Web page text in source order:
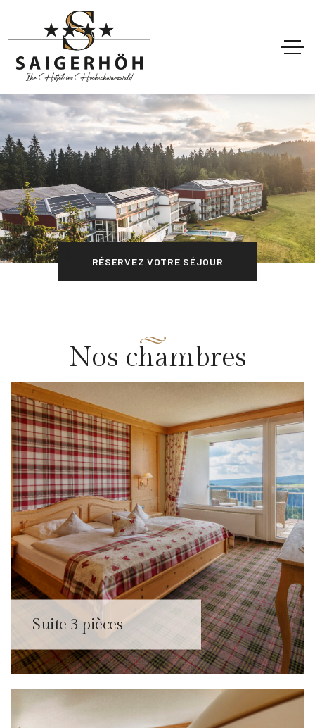
RÉSERVEZ VOTRE SÉJOUR
Nos chambres
Suite 3 pièces